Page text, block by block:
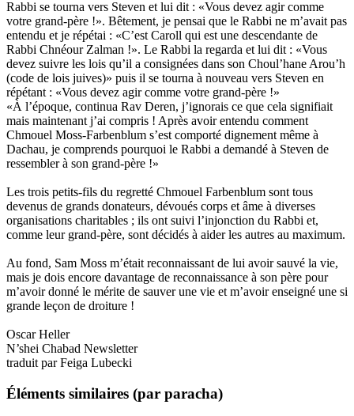
Rabbi se tourna vers Steven et lui dit : «Vous devez agir comme
votre grand-père !». Bêtement, je pensai que le Rabbi ne m’avait pas
entendu et je répétai : «C’est Caroll qui est une descendante de
Rabbi Chnéour Zalman !». Le Rabbi la regarda et lui dit : «Vous
devez suivre les lois qu’il a consignées dans son Choul’hane Arou’h
(code de lois juives)» puis il se tourna à nouveau vers Steven en
répétant : «Vous devez agir comme votre grand-père !»
«À l’époque, continua Rav Deren, j’ignorais ce que cela signifiait
mais maintenant j’ai compris ! Après avoir entendu comment
Chmouel Moss-Farbenblum s’est comporté dignement même à
Dachau, je comprends pourquoi le Rabbi a demandé à Steven de
ressembler à son grand-père !»
Les trois petits-fils du regretté Chmouel Farbenblum sont tous
devenus de grands donateurs, dévoués corps et âme à diverses
organisations charitables ; ils ont suivi l’injonction du Rabbi et,
comme leur grand-père, sont décidés à aider les autres au maximum.
Au fond, Sam Moss m’était reconnaissant de lui avoir sauvé la vie,
mais je dois encore davantage de reconnaissance à son père pour
m’avoir donné le mérite de sauver une vie et m’avoir enseigné une si
grande leçon de droiture !
Oscar Heller
N’shei Chabad Newsletter
traduit par Feiga Lubecki
Éléments similaires (par paracha)